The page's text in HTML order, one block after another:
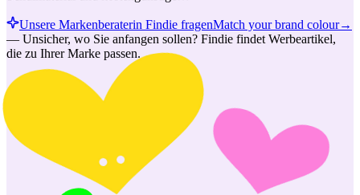
Unsere Markenberaterin Findie fragenMatch your brand colour→
— Unsicher, wo Sie anfangen sollen? Findie findet Werbeartikel,
die zu Ihrer Marke passen.